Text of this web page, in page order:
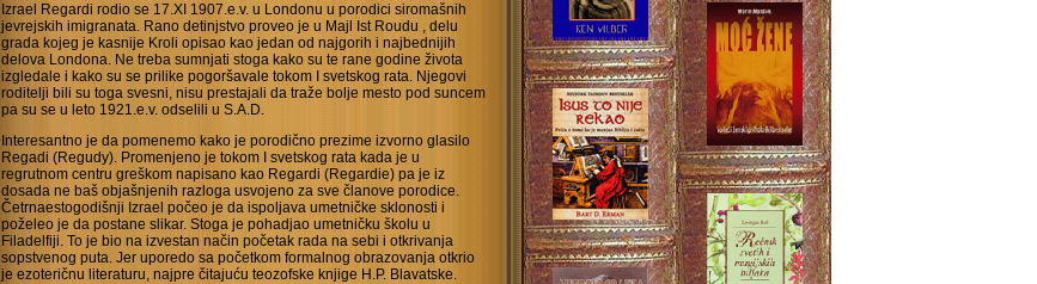
Izrael Regardi rodio se 17.XI 1907.e.v. u Londonu u porodici siromašnih
jevrejskih imigranata. Rano detinjstvo proveo je u Majl Ist Roudu , delu
grada kojeg je kasnije Kroli opisao kao jedan od najgorih i najbednijih
delova Londona. Ne treba sumnjati stoga kako su te rane godine života
izgledale i kako su se prilike pogoršavale tokom I svetskog rata. Njegovi
roditelji bili su toga svesni, nisu prestajali da traže bolje mesto pod suncem
pa su se u leto 1921.e.v. odselili u S.A.D.
Interesantno je da pomenemo kako je porodično prezime izvorno glasilo
Regadi (Regudy). Promenjeno je tokom I svetskog rata kada je u
regrutnom centru greškom napisano kao Regardi (Regardie) pa je iz
dosada ne baš objašnjenih razloga usvojeno za sve članove porodice.
Četrnaestogodišnji Izrael počeo je da ispoljava umetničke sklonosti i
poželeo je da postane slikar. Stoga je pohadjao umetničku školu u
Filadelfiji. To je bio na izvestan način početak rada na sebi i otkrivanja
sopstvenog puta. Jer uporedo sa početkom formalnog obrazovanja otkrio
je ezoteričnu literaturu, najpre čitajuću teozofske knjige H.P. Blavatske.